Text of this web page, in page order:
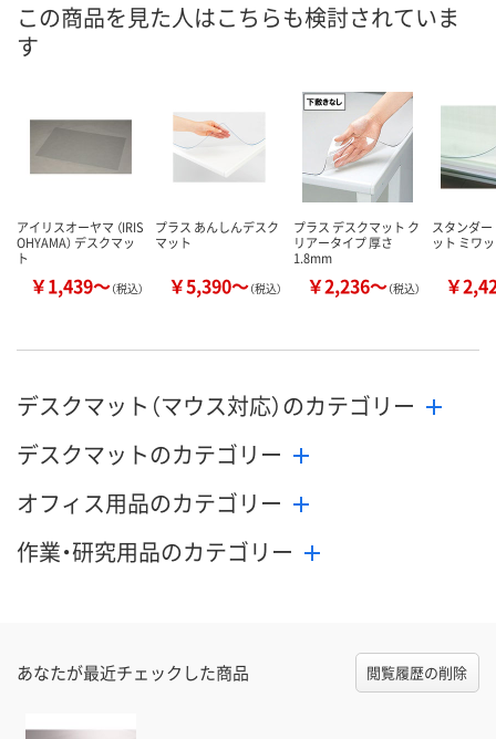
在庫 直送品 直送品 あり
数量
カゴへ カゴへ
数量
カ
この商品を見た人はこちらも検討されていま
す
アイリスオーヤマ （IRIS
OHYAMA） デスクマッ
ト
￥1,439～（税込）
プラス あんしんデスク
マット
￥5,390～（税込）
プラス デスクマット ク
リアータイプ 厚さ
1.8mm
￥2,236～（税込）
スタンダ
ット ミワ
￥
デスクマット（マウス対応）のカテゴリー
デスクマットのカテゴリー
オフィス用品のカテゴリー
作業・研究用品のカテゴリー
あなたが最近チェックした商品 閲覧履歴の削除